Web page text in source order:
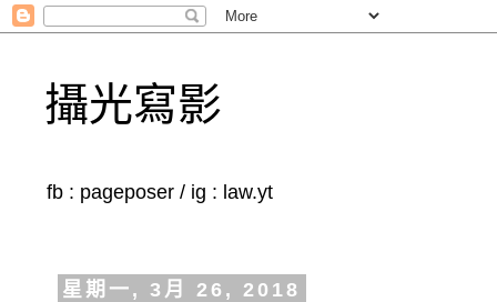
攝光寫影
fb : pageposer / ig : law.yt
星期一, 3月 26, 2018